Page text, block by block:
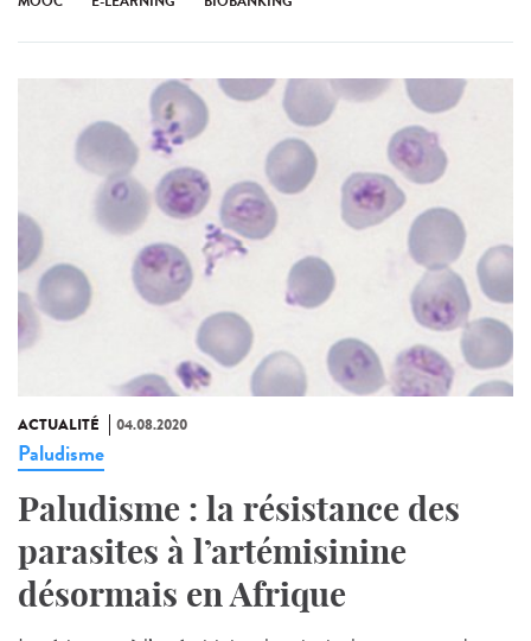
ACTUALITÉ 04.08.2020
Paludisme
Paludisme : la résistance des
parasites à l’artémisinine
désormais en Afrique